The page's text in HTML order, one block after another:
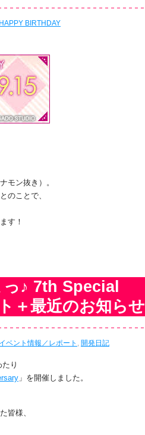
HAPPY BIRTHDAY
モン抜き）。
のことで、
す！
♪ 7th Special
最近のお知らせ
イベント情報／レポート , 開発日記
り
」を開催しました。
皆様、